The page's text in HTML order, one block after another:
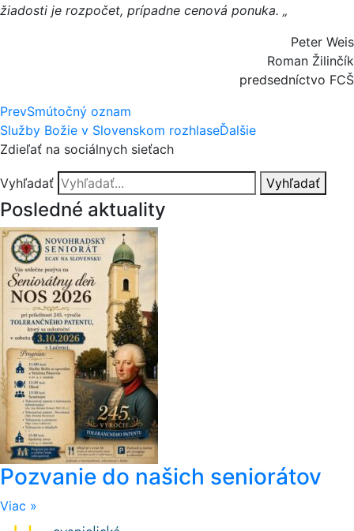
žiadosti je rozpočet, prípadne cenová ponuka. „
Peter Weis
Roman Žilinčík
predsedníctvo FCŠ
PrevSmútočný oznam
Služby Božie v Slovenskom rozhlaseĎalšie
Zdieľať na sociálnych sieťach
Vyhľadať Vyhľadať
Posledné aktuality
Pozvanie do našich seniorátov
Viac »